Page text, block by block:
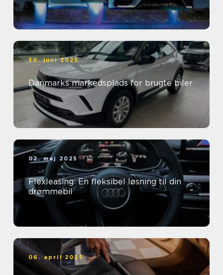
30. juni 2025
Danmarks markedsplads for brugte biler
02. maj 2025
Flexleasing: En fleksibel løsning til din
drømmebil
06. april 2025